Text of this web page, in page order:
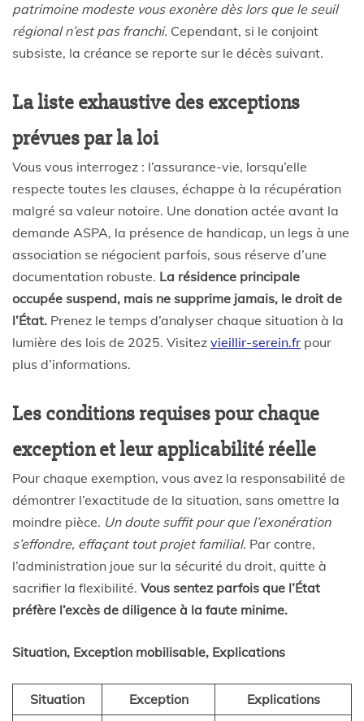
patrimoine modeste vous exonère dès lors que le seuil
régional n’est pas franchi. Cependant, si le conjoint
subsiste, la créance se reporte sur le décès suivant.
La liste exhaustive des exceptions
prévues par la loi
Vous vous interrogez : l’assurance-vie, lorsqu’elle
respecte toutes les clauses, échappe à la récupération
malgré sa valeur notoire. Une donation actée avant la
demande ASPA, la présence de handicap, un legs à une
association se négocient parfois, sous réserve d’une
documentation robuste. La résidence principale
occupée suspend, mais ne supprime jamais, le droit de
l’État. Prenez le temps d’analyser chaque situation à la
lumière des lois de 2025. Visitez vieillir-serein.fr pour
plus d’informations.
Les conditions requises pour chaque
exception et leur applicabilité réelle
Pour chaque exemption, vous avez la responsabilité de
démontrer l’exactitude de la situation, sans omettre la
moindre pièce. Un doute suffit pour que l’exonération
s’effondre, effaçant tout projet familial. Par contre,
l’administration joue sur la sécurité du droit, quitte à
sacrifier la flexibilité. Vous sentez parfois que l’État
préfère l’excès de diligence à la faute minime.
Situation, Exception mobilisable, Explications
Situation Exception Explications